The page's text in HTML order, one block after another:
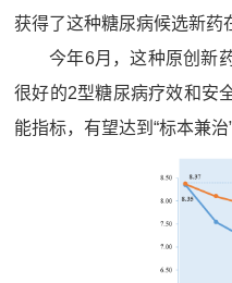
获得了这种糖尿病候选新药
今年6月，这种原创新药
很好的2型糖尿病疗效和安
能指标，有望达到“标本兼治